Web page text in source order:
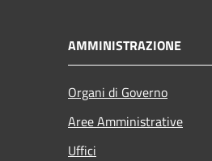
AMMINISTRAZIONE
Organi di Governo
Aree Amministrative
Uffici